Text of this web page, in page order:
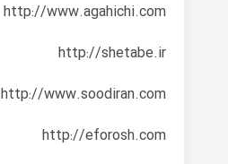
http://www.agahichi.com
http://shetabe.ir
http://www.soodiran.com
http://eforosh.com